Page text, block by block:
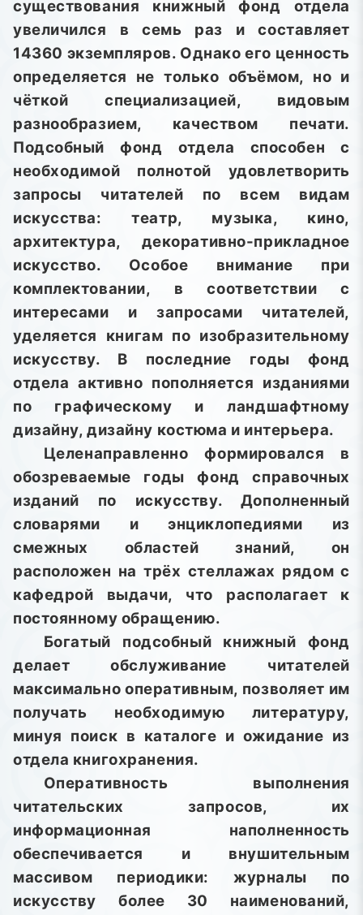
существования книжный фонд отдела
увеличился в семь раз и составляет
14360 экземпляров. Однако его ценность
определяется не только объёмом, но и
чёткой специализацией, видовым
разнообразием, качеством печати.
Подсобный фонд отдела способен с
необходимой полнотой удовлетворить
запросы читателей по всем видам
искусства: театр, музыка, кино,
архитектура, декоративно-прикладное
искусство. Особое внимание при
комплектовании, в соответствии с
интересами и запросами читателей,
уделяется книгам по изобразительному
искусству. В последние годы фонд
отдела активно пополняется изданиями
по графическому и ландшафтному
дизайну, дизайну костюма и интерьера.
Целенаправленно формировался в
обозреваемые годы фонд справочных
изданий по искусству. Дополненный
словарями и энциклопедиями из
смежных областей знаний, он
расположен на трёх стеллажах рядом с
кафедрой выдачи, что располагает к
постоянному обращению.
Богатый подсобный книжный фонд
делает обслуживание читателей
максимально оперативным, позволяет им
получать необходимую литературу,
минуя поиск в каталоге и ожидание из
отдела книгохранения.
Оперативность выполнения
читательских запросов, их
информационная наполненность
обеспечивается и внушительным
массивом периодики: журналы по
искусству более 30 наименований,